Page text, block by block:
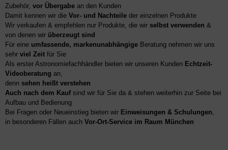
Zubehör, vor Übergabe an den Kunden
Damit kennen wir die Vor- und Nachteile der einzelnen Produkte
Wir verkaufen & empfehlen nur Produkte, die wir selbst verwenden &
von denen wir überzeugt sind
Für eine umfassende, markenunabhängige Beratung nehmen wir uns
sehr viel Zeit für Sie
Als erster Astronomiefachhändler bieten wir unseren Kunden Echtzeit-
Videoberatung an,
denn sehen heißt verstehen
Auch nach dem Kaufsind wir für Sie da & stehen weiterhin zur Seite bei
Aufbau und Bedienung
Bei Fragen oder Neueinstieg bieten wir Einweisungen & Schulungen,
in besonderen Fällen auch Vor-Ort-Service im Raum München